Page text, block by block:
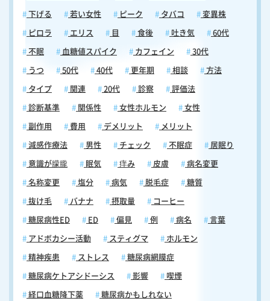
下げる 若い女性 ピーク タバコ 変異株
ピロラ エリス 目 食後 吐き気 60代
不眠 血糖値スパイク カフェイン 30代
うつ 50代 40代 更年期 相談 方法
タイプ 関連 20代 診察 評価法
診断基準 関係性 女性ホルモン 女性
副作用 費用 デメリット メリット
減感作療法 男性 チェック 不眠症 居眠り
意識が朦朧 眠気 痒み 皮膚 病名変更
名称変更 塩分 病気 脱毛症 糖質
抜け毛 バナナ 摂取量 コーヒー
糖尿病性ED ED 偏見 例 病名 言葉
アドボカシー活動 スティグマ ホルモン
精神疾患 ストレス 糖尿病網膜症
糖尿病ケトアシドーシス 影響 喫煙
経口血糖降下薬 糖尿病かもしれない